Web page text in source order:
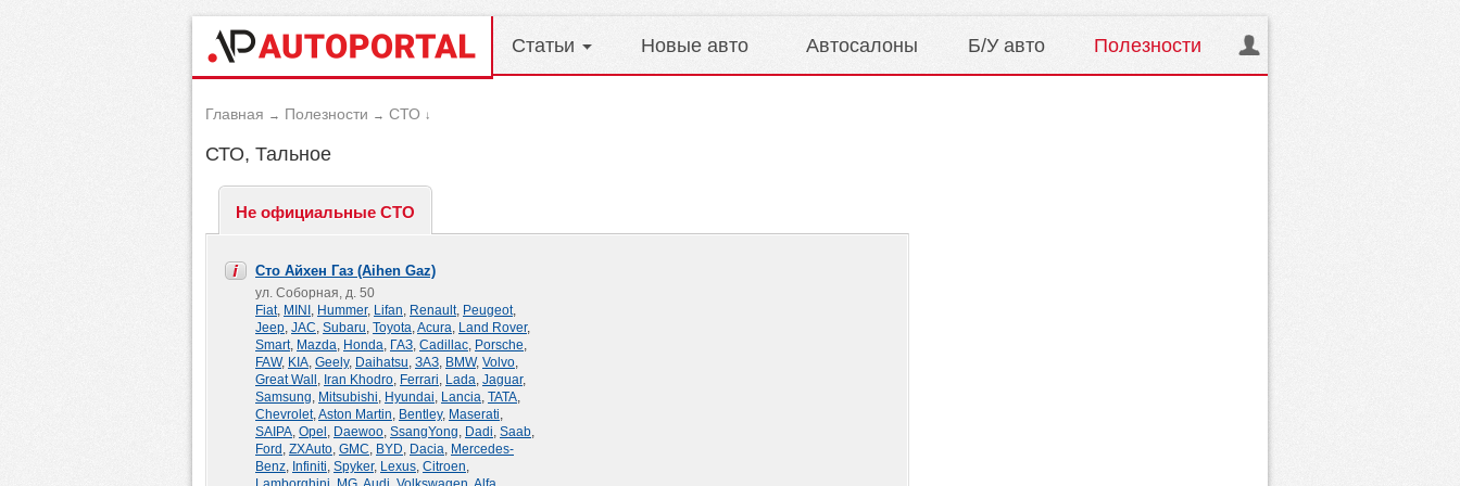
Статьи Новые авто Автосалоны Б/У авто Полезности
Главная → Полезности → СТО ↓
СТО, Тальное
Не официальные СТО
Сто Айхен Газ (Aihen Gaz)
ул. Соборная, д. 50
Fiat, MINI Hummer, Lifan Renault, Peugeot,
Jeep JAC Subaru Toyota Acura Land Rover,
Smart, Mazda Honda ГАЗ Cadillac Porsche
FAW, KIA Geely, Daihatsu ЗАЗ BMW, Volvo
Great Wall Iran Khodro Ferrari Lada Jaguar,
Samsung Mitsubishi Hyundai Lancia TATA
Chevrolet, Aston Martin Bentley, Maserati
SAIPA Opel Daewoo SsangYong Dadi Saab
Ford ZXAuto GMC BYD Dacia Mercedes-
Benz Infiniti Spyker, Lexus Citroen